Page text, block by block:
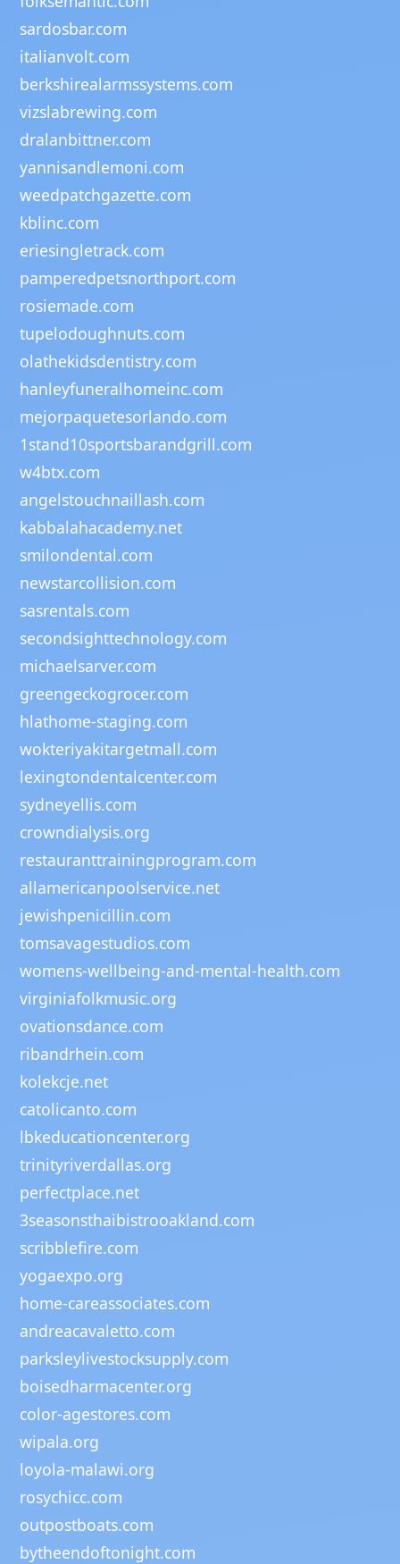
sardosbar.com
italianvolt.com
berkshirealarmssystems.com
vizslabrewing.com
dralanbittner.com
yannisandlemoni.com
weedpatchgazette.com
kblinc.com
eriesingletrack.com
pamperedpetsnorthport.com
rosiemade.com
tupelodoughnuts.com
olathekidsdentistry.com
hanleyfuneralhomeinc.com
mejorpaquetesorlando.com
1stand10sportsbarandgrill.com
w4btx.com
angelstouchnaillash.com
kabbalahacademy.net
smilondental.com
newstarcollision.com
sasrentals.com
secondsighttechnology.com
michaelsarver.com
greengeckogrocer.com
hlathome-staging.com
wokteriyakitargetmall.com
lexingtondentalcenter.com
sydneyellis.com
crowndialysis.org
restauranttrainingprogram.com
allamericanpoolservice.net
jewishpenicillin.com
tomsavagestudios.com
womens-wellbeing-and-mental-health.com
virginiafolkmusic.org
ovationsdance.com
ribandrhein.com
kolekcje.net
catolicanto.com
lbkeducationcenter.org
trinityriverdallas.org
perfectplace.net
3seasonsthaibistrooakland.com
scribblefire.com
yogaexpo.org
home-careassociates.com
andreacavaletto.com
parksleylivestocksupply.com
boisedharmacenter.org
color-agestores.com
wipala.org
loyola-malawi.org
rosychicc.com
outpostboats.com
bytheendoftonight.com